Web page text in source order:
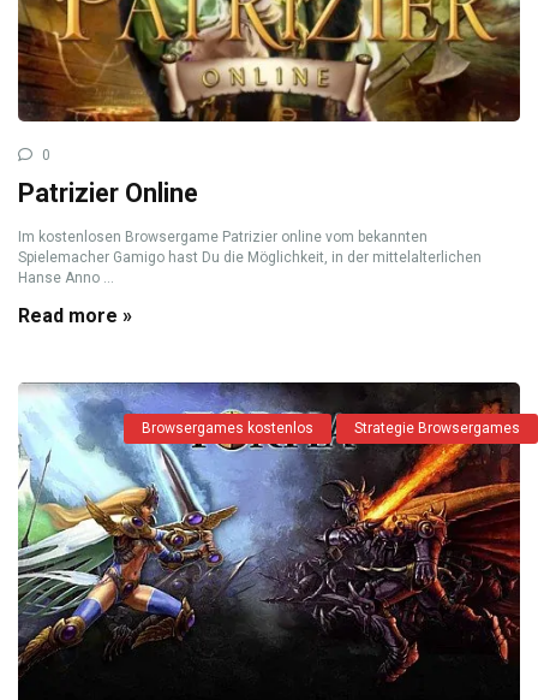
0
Patrizier Online
Im kostenlosen Browsergame Patrizier online vom bekannten
Spielemacher Gamigo hast Du die Möglichkeit, in der mittelalterlichen
Hanse Anno ...
Read more »
Browsergames kostenlos Strategie Browsergames